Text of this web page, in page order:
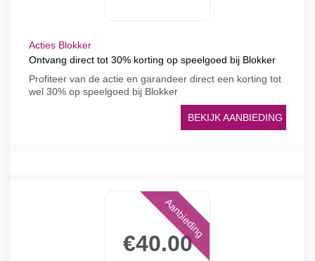
Acties Blokker
Ontvang direct tot 30% korting op speelgoed bij Blokker
Profiteer van de actie en garandeer direct een korting tot
wel 30% op speelgoed bij Blokker
BEKIJK AANBIEDING
€40.00
Aanbieding